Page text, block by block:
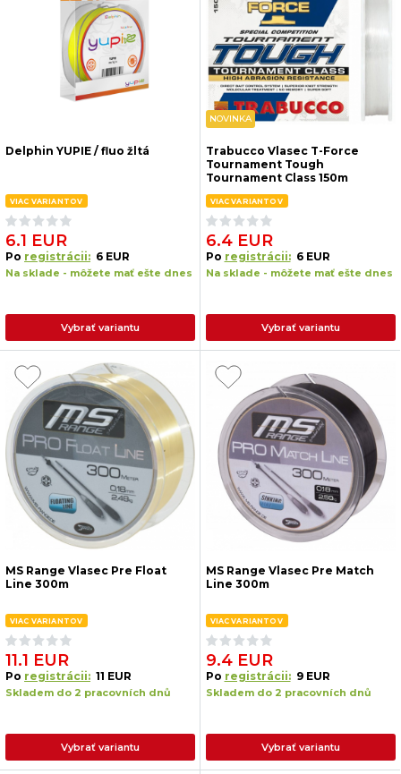
Delphin YUPIE / fluo žltá
VIAC VARIANTOV
6.1 EUR
Po registrácii: 6 EUR
Na sklade - môžete mať ešte dnes
Vybrať variantu
NOVINKA
Trabucco Vlasec T-Force
Tournament Tough
Tournament Class 150m
VIAC VARIANTOV
6.4 EUR
Po registrácii: 6 EUR
Na sklade - môžete mať ešte dnes
Vybrať variantu
MS Range Vlasec Pre Float
Line 300m
VIAC VARIANTOV
11.1 EUR
Po registrácii: 11 EUR
Skladem do 2 pracovních dnů
Vybrať variantu
MS Range Vlasec Pre Match
Line 300m
VIAC VARIANTOV
9.4 EUR
Po registrácii: 9 EUR
Skladem do 2 pracovních dnů
Vybrať variantu